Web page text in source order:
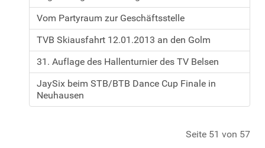
Vom Partyraum zur Geschäftsstelle
TVB Skiausfahrt 12.01.2013 an den Golm
31. Auflage des Hallenturnier des TV Belsen
JaySix beim STB/BTB Dance Cup Finale in
Neuhausen
Seite 51 von 57